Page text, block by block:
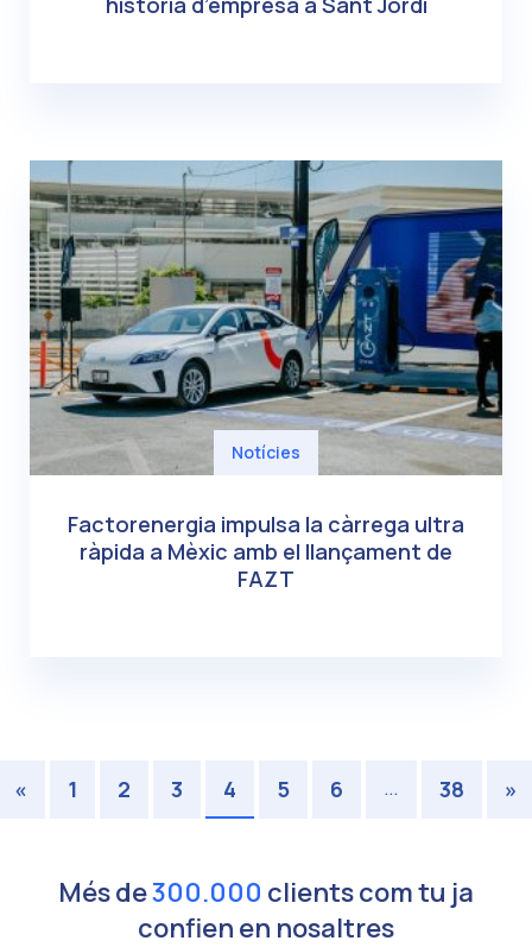
Notícies
Factorenergia impulsa la càrrega ultra
ràpida a Mèxic amb el llançament de
FAZT
« 1 2 3 4 5 6 … 38 »
Més de300.000 clients com tu ja
confien en nosaltres